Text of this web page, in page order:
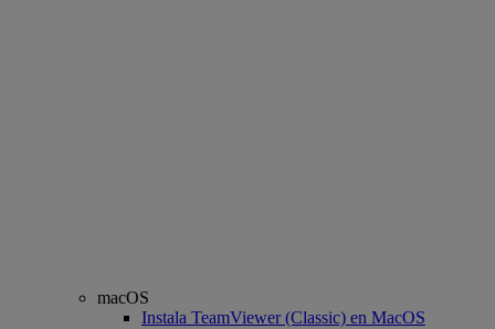
macOS
Instala TeamViewer (Classic) en MacOS